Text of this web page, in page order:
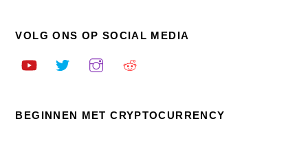
VOLG ONS OP SOCIAL MEDIA
BEGINNEN MET CRYPTOCURRENCY